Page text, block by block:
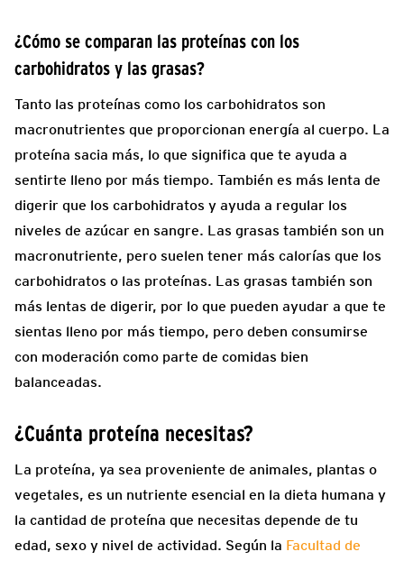
¿Cómo se comparan las proteínas con los
carbohidratos y las grasas?
Tanto las proteínas como los carbohidratos son
macronutrientes que proporcionan energía al cuerpo. La
proteína sacia más, lo que significa que te ayuda a
sentirte lleno por más tiempo. También es más lenta de
digerir que los carbohidratos y ayuda a regular los
niveles de azúcar en sangre. Las grasas también son un
macronutriente, pero suelen tener más calorías que los
carbohidratos o las proteínas. Las grasas también son
más lentas de digerir, por lo que pueden ayudar a que te
sientas lleno por más tiempo, pero deben consumirse
con moderación como parte de comidas bien
balanceadas.
¿Cuánta proteína necesitas?
La proteína, ya sea proveniente de animales, plantas o
vegetales, es un nutriente esencial en la dieta humana y
la cantidad de proteína que necesitas depende de tu
edad, sexo y nivel de actividad. Según la Facultad de